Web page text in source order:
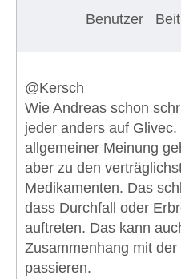
Benutzer
@Kersch
Wie Andreas schon
jeder anders auf Glivec.
allgemeiner Meinung
aber zu den
Medikamenten. Das
dass Durchfall oder
auftreten. Das kann
Zusammenhang mit der
passieren.